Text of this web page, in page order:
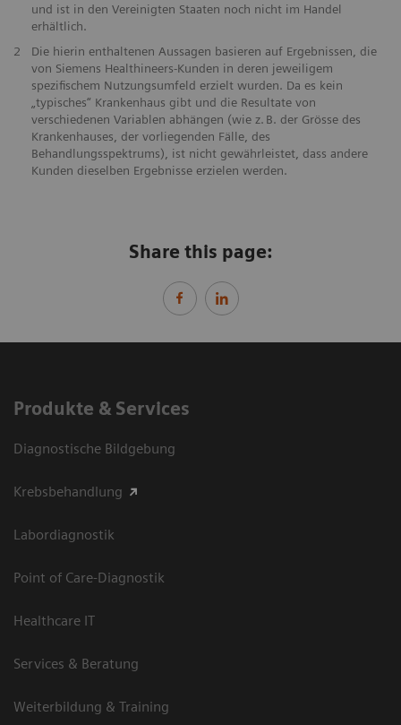
und ist in den Vereinigten Staaten noch nicht im Handel
erhältlich.
2
Die hierin enthaltenen Aussagen basieren auf Ergebnissen, die
von Siemens Healthineers-Kunden in deren jeweiligem
spezifischem Nutzungsumfeld erzielt wurden. Da es kein
„typisches“ Krankenhaus gibt und die Resultate von
verschiedenen Variablen abhängen (wie z. B. der Grösse des
Krankenhauses, der vorliegenden Fälle, des
Behandlungsspektrums), ist nicht gewährleistet, dass andere
Kunden dieselben Ergebnisse erzielen werden.
Share this page:
Produkte & Services
Diagnostische Bildgebung
Krebsbehandlung
Labordiagnostik
Point of Care-Diagnostik
Healthcare IT
Services & Beratung
Weiterbildung & Training